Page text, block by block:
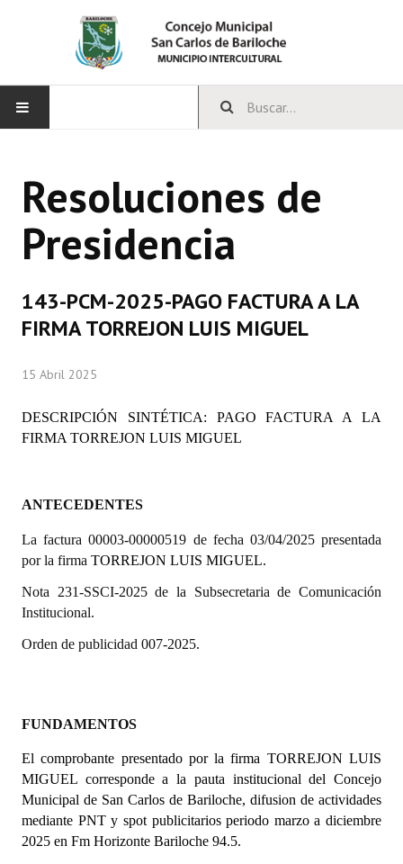
CONCEJO
Bloques Políticos
Comisiones Permanentes
Programas
Constitución Nacional
Constitución Provincial
Reglamento Interno
Digesto
DOCUMENTOS
Informes de Gestión
Proyectos Presentados
Dictámenes Asesoría Letrada
Resoluciones de
Presidencia
143-PCM-2025-PAGO FACTURA A LA
FIRMA TORREJON LUIS MIGUEL
15 Abril 2025
DESCRIPCIÓN SINTÉTICA: PAGO FACTURA A LA
FIRMA TORREJON LUIS MIGUEL
ANTECEDENTES
La factura 00003-00000519 de fecha 03/04/2025 presentada
por la firma TORREJON LUIS MIGUEL.
Nota 231-SSCI-2025 de la Subsecretaria de Comunicación
Institucional.
Orden de publicidad 007-2025.
FUNDAMENTOS
El comprobante presentado por la firma TORREJON LUIS
MIGUEL corresponde a la pauta institucional del Concejo
Municipal de San Carlos de Bariloche, difusion de actividades
mediante PNT y spot publicitarios periodo marzo a diciembre
2025 en Fm Horizonte Bariloche 94.5.